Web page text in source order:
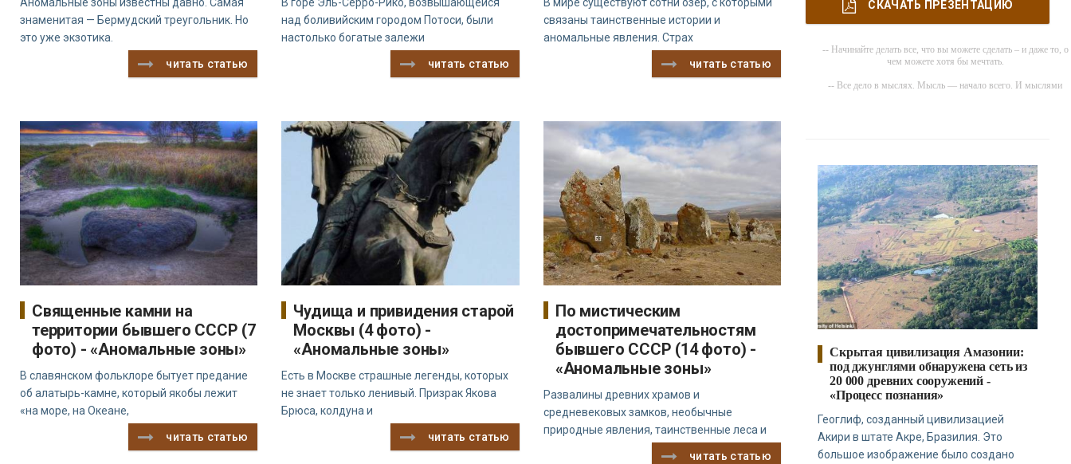
знаменитая — Бермудский треугольник. Но
это уже экзотика.
читать статью
над боливийским городом Потоси, были
настолько богатые залежи
читать статью
связаны таинственные истории и
аномальные явления. Страх
читать статью
Священные камни на
территории бывшего СССР (7
фото) - «Аномальные зоны»
В славянском фольклоре бытует предание
об алатырь-камне, который якобы лежит
«на море, на Океане,
читать статью
Чудища и привидения старой
Москвы (4 фото) -
«Аномальные зоны»
Есть в Москве страшные легенды, которых
не знает только ленивый. Призрак Якова
Брюса, колдуна и
читать статью
По мистическим
достопримечательностям
бывшего СССР (14 фото) -
«Аномальные зоны»
Развалины древних храмов и
средневековых замков, необычные
природные явления, таинственные леса и
читать статью
СКАЧАТЬ ПРЕЗЕНТАЦИЮ
-- Начинайте делать все, что вы можете сделать – и даже то, о
чем можете хотя бы мечтать.
-- Все дело в мыслях. Мысль — начало всего. И мыслями
-- Самое большое богатство — это ум. Самая большая нищета
глупость. Из всех страхов самый пугающий —
-- Лучшее, что можно сделать с хорошим советом, это
пропустить его мимо ушей. Он никогда не бывает полезен
никому, кроме того, кто его дал.
-- Люблю давать советы и очень не люблю, когда их дают мне.
Скрытая цивилизация Амазонии:
под джунглями обнаружена сеть из
20 000 древних сооружений -
«Процесс познания»
Геоглиф, созданный цивилизацией
Акири в штате Акре, Бразилия. Это
большое изображение было создано